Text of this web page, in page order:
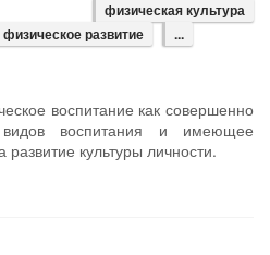
физическая культура
физическое развитие ...
воспитание как совершенно
воспитания и имеющее
культуры личности.